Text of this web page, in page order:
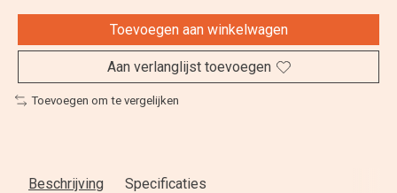
Toevoegen aan winkelwagen
Aan verlanglijst toevoegen
Toevoegen om te vergelijken
Beschrijving Specificaties